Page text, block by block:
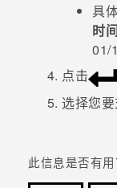
具
时
01/
点击
选择您要
此信息是否有用